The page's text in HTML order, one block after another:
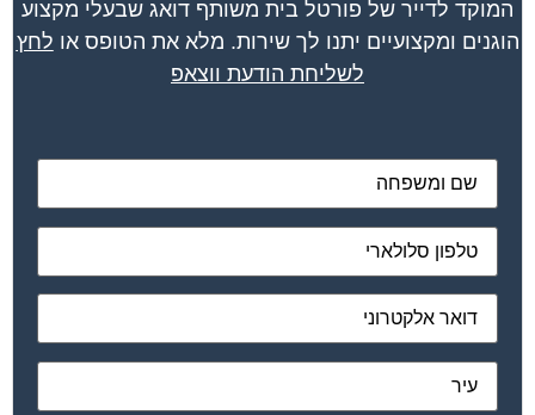
בית אשר יהפוך את ניהול הבית המשותף לחוויה
מהנה ופשוטה ויחסוך לך זמן רב ועלויות בתחזוקת
הבניין!
ועד בית, קבל במתנה את המדריך המלא לשיפוץ
בניינים אשר יחסוך לך אלפי שקלים בשיפוץ בניין